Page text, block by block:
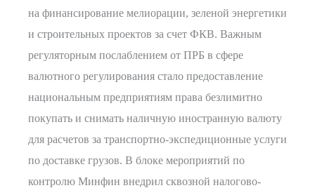
на финансирование мелиорации, зеленой энергетики
и строительных проектов за счет ФКВ. Важным
регуляторным послаблением от ПРБ в сфере
валютного регулирования стало предоставление
национальным предприятиям права безлимитно
покупать и снимать наличную иностранную валюту
для расчетов за транспортно-экспедиционные услуги
по доставке грузов. В блоке мероприятий по
контролю Минфин внедрил сквозной налогово-